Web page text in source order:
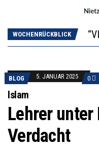
WOCHENRÜCKBLICK
BLOG 5. JANUAR 2025 0
Islam
Lehrer unter
Verdacht